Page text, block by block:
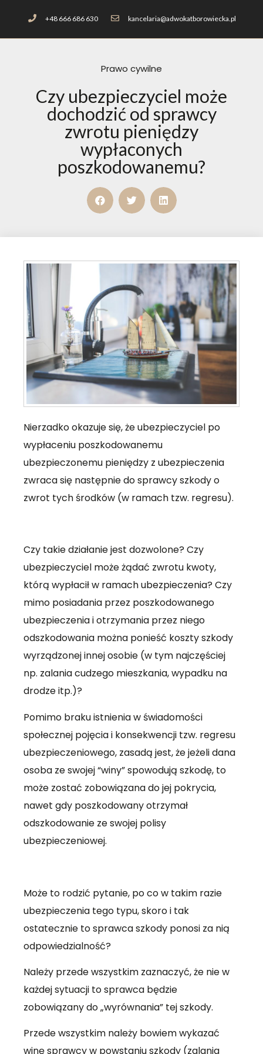
+48 666 686 630 kancelaria@adwokatborowiecka.pl
Prawo cywilne
Czy ubezpieczyciel może
dochodzić od sprawcy
zwrotu pieniędzy
wypłaconych
poszkodowanemu?
Nierzadko okazuje się, że ubezpieczyciel po
wypłaceniu poszkodowanemu
ubezpieczonemu pieniędzy z ubezpieczenia
zwraca się następnie do sprawcy szkody o
zwrot tych środków (w ramach tzw. regresu).
Czy takie działanie jest dozwolone? Czy
ubezpieczyciel może żądać zwrotu kwoty,
którą wypłacił w ramach ubezpieczenia? Czy
mimo posiadania przez poszkodowanego
ubezpieczenia i otrzymania przez niego
odszkodowania można ponieść koszty szkody
wyrządzonej innej osobie (w tym najczęściej
np. zalania cudzego mieszkania, wypadku na
drodze itp.)?
Pomimo braku istnienia w świadomości
społecznej pojęcia i konsekwencji tzw. regresu
ubezpieczeniowego, zasadą jest, że jeżeli dana
osoba ze swojej “winy” spowodują szkodę, to
może zostać zobowiązana do jej pokrycia,
nawet gdy poszkodowany otrzymał
odszkodowanie ze swojej polisy
ubezpieczeniowej.
Może to rodzić pytanie, po co w takim razie
ubezpieczenia tego typu, skoro i tak
ostatecznie to sprawca szkody ponosi za nią
odpowiedzialność?
Należy przede wszystkim zaznaczyć, że nie w
każdej sytuacji to sprawca będzie
zobowiązany do „wyrównania” tej szkody.
Przede wszystkim należy bowiem wykazać
winę sprawcy w powstaniu szkody (zalania